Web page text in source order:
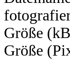
Größe
Größe